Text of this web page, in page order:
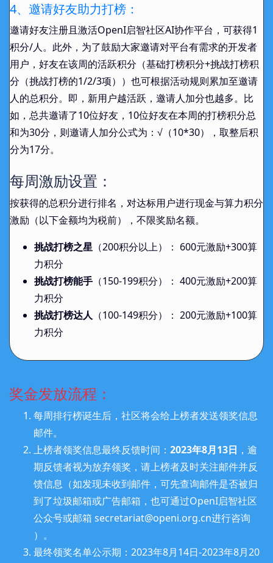
Lxt
glit_white
基础打榜能手
yellowbig
基础打榜能手
jasonhuang
lzu_lab415_qc
基础打榜达人
mengyangxu
ydyjya
tianjiajun
Wan_ 基础打榜达人
Yiwen2022
基础打榜达人
keaixu 基础打榜达人
4、邀请好友助力打榜：
邀请好友注册且激活OpenI启智社区AI协作平台，可获得1
积分/人。此外，为了鼓励大家邀请对平台有需求的开发者
用户，好友在该周的活跃积分（基础打榜积分+挑战打榜积
分（挑战打榜的1/2/3项））也可根据活动规则累加至邀请
人的总积分。即，新用户越活跃，邀请人加分也越多。比
如，总共邀请了10位好友，10位好友在本周的打榜积分总
和为30分，则邀请人加分公式为：√（10*30），取整后积
分为17分。
每周激励设置：
按获得的总积分进行排名，对达标用户进行现金与算力积分
激励（以下金额均为税前），不限奖励名额。
挑战打榜之星 （200积分以上）： 600元激励+300算
力积分
挑战打榜能手 （150-199积分）： 400元激励+200算
力积分
挑战打榜达人 （100-149积分）： 200元激励+100算
力积分
奖金发放流程：
每周排行榜诞生后，社区将会给上榜者发送领奖信息
邮件。
上榜者领奖信息最终反馈时间： 2023年8月13日 ，逾
期反馈者视为放弃领奖，请上榜者及时关注邮件并反
馈信息（如发现未收到邮件，可先查询邮件是否被归
到了垃圾邮箱或广告邮箱，也可通过OpenI启智社区
公众号或邮箱 secretariat@openi.org.cn进行咨询
）。
最终领奖名单公示期：2023年8月14日-2023年8月20